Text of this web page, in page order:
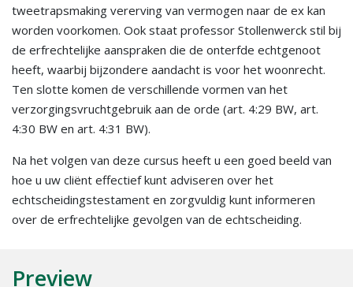
tweetrapsmaking vererving van vermogen naar de ex kan
worden voorkomen. Ook staat professor Stollenwerck stil bij
de erfrechtelijke aanspraken die de onterfde echtgenoot
heeft, waarbij bijzondere aandacht is voor het woonrecht.
Ten slotte komen de verschillende vormen van het
verzorgingsvruchtgebruik aan de orde (art. 4:29 BW, art.
4:30 BW en art. 4:31 BW).
Na het volgen van deze cursus heeft u een goed beeld van
hoe u uw cliënt effectief kunt adviseren over het
echtscheidingstestament en zorgvuldig kunt informeren
over de erfrechtelijke gevolgen van de echtscheiding.
Preview